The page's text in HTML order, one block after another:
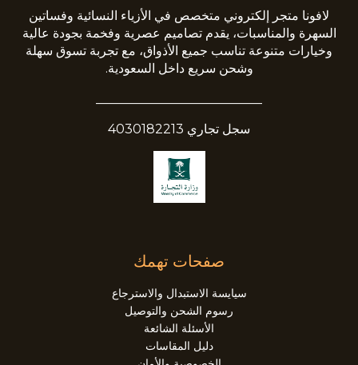
لافونا متجر إلكتروني متخصص في الأزياء النسائية وفساتين
السهرة والمناسبات، يقدم تصاميم عصرية وفخمة بجودة عالية
وخيارات متنوعة تناسب جميع الأذواق، مع تجربة تسوق سهلة
وشحن سريع داخل السعودية.
سجل تجاري 4030182213
صفحات تهمك
سيايسة الاستبدال والاسترجاع
رسوم الشحن والتوصيل
الأسئلة الشائعة
دليل المقاسات